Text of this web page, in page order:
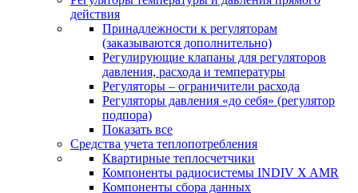
действия
Принадлежности к регуляторам
(заказываются дополнительно)
Регулирующие клапаны для регуляторов
давления, расхода и температуры
Регуляторы – ограничители расхода
Регуляторы давления «до себя» (регулятор
подпора)
Показать все
Средства учета теплопотребления
Квартирные теплосчетчики
Компоненты радиосистемы INDIV X AMR
Компоненты сбора данных